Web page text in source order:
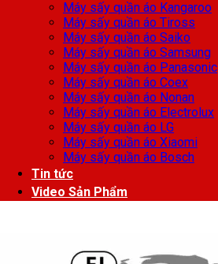
Máy sấy quần áo Kangaroo
Máy sấy quần áo Tiross
Máy sấy quần áo Saiko
Máy sấy quần áo Samsung
Máy sấy quần áo Panasonic
Máy sấy quần áo Coex
Máy sấy quần áo Nonan
Máy sấy quần áo Electrolux
Máy sấy quần áo LG
Máy sấy quần áo Xiaomi
Máy sấy quần áo Bosch
Tin tức
Video Sản Phẩm